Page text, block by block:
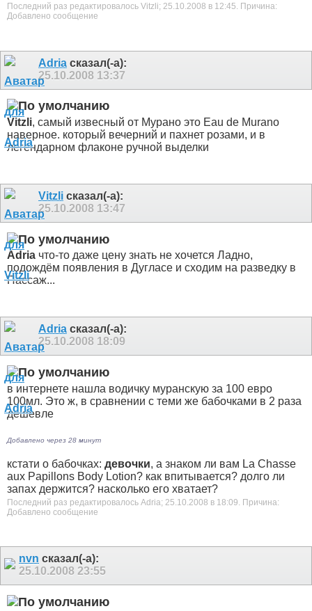
Последний раз редактировалось Vitzli; 25.10.2008 в 12:45. Причина:
Добавлено сообщение
Adria сказал(-а):
25.10.2008 13:37
Vitzli, самый извесный от Мурано это Eau de Murano
наверное. который вечерний и пахнет розами, и в
легендарном флаконе ручной выделки
Vitzli сказал(-а):
25.10.2008 13:47
Adria что-то даже цену знать не хочется Ладно,
подождём появления в Дугласе и сходим на разведку в
Пассаж...
Adria сказал(-а):
25.10.2008 18:09
в интернете нашла водичку муранскую за 100 евро
100мл. Это ж, в сравнении с теми же бабочками в 2 раза
дешевле
Добавлено через 28 минут
кстати о бабочках: девочки, а знаком ли вам La Chasse
aux Papillons Body Lotion? как впитывается? долго ли
запах держится? насколько его хватает?
Последний раз редактировалось Adria; 25.10.2008 в 18:09. Причина:
Добавлено сообщение
nvn сказал(-а):
25.10.2008 23:55